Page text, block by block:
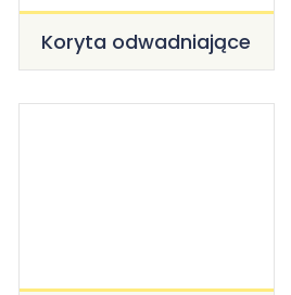
Koryta odwadniające